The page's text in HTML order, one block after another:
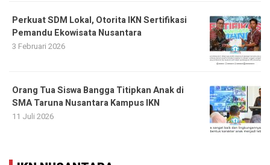
Perkuat SDM Lokal, Otorita IKN Sertifikasi
Pemandu Ekowisata Nusantara
3 Februari 2026
Orang Tua Siswa Bangga Titipkan Anak di
SMA Taruna Nusantara Kampus IKN
11 Juli 2026